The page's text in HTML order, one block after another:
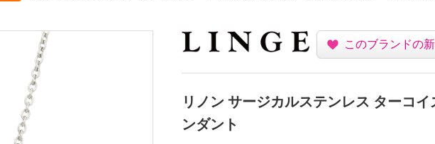
このブランドの
リノン サージカルステンレス ターコ
ンダント